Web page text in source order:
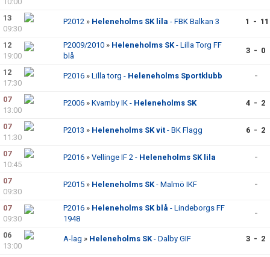
13
09:30
P2012 » Heleneholms SK lila - FBK Balkan 3 1 - 11
12
19:00
P2009/2010 » Heleneholms SK- Lilla Torg FF
blå
3 - 0
12
17:30
P2016 » Lilla torg - Heleneholms Sportklubb -
07
13:00
P2006 » Kvarnby IK - Heleneholms SK 4 - 2
07
11:30
P2013 » Heleneholms SK vit - BK Flagg 6 - 2
07
10:45
P2016 » Vellinge IF 2 - Heleneholms SK lila -
07
09:30
P2015 » Heleneholms SK- Malmö IKF -
07
09:30
P2016 » Heleneholms SK blå - Lindeborgs FF
1948
-
06
13:00
A-lag » Heleneholms SK- Dalby GIF 3 - 2